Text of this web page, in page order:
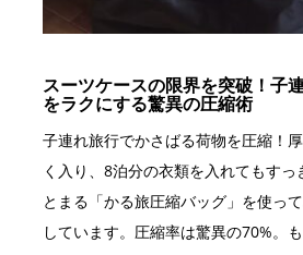
スーツケースの限界を突破！子
をラクにする驚異の圧縮術
子連れ旅行でかさばる荷物を圧縮！
く入り、8泊分の衣類を入れてもすっ
とまる「かる旅圧縮バッグ」を使っ
しています。圧縮率は驚異の70%。